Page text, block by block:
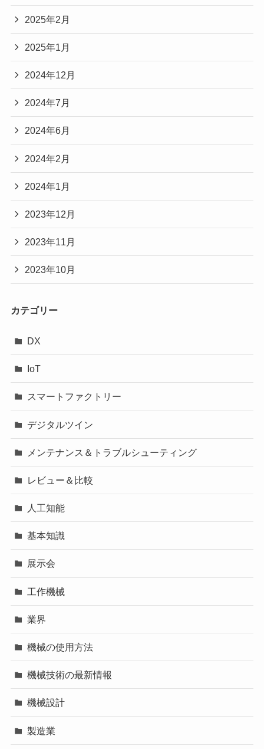
2025年2月
2025年1月
2024年12月
2024年7月
2024年6月
2024年2月
2024年1月
2023年12月
2023年11月
2023年10月
カテゴリー
DX
IoT
スマートファクトリー
デジタルツイン
メンテナンス＆トラブルシューティング
レビュー＆比較
人工知能
基本知識
展示会
工作機械
業界
機械の使用方法
機械技術の最新情報
機械設計
製造業